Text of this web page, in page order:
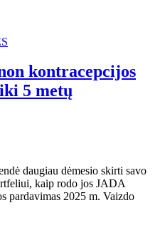
kontracepcijos
5 metų
daugiau dėmesio skirti savo
kaip rodo jos JADA
pardavimas 2025 m. Vaizdo